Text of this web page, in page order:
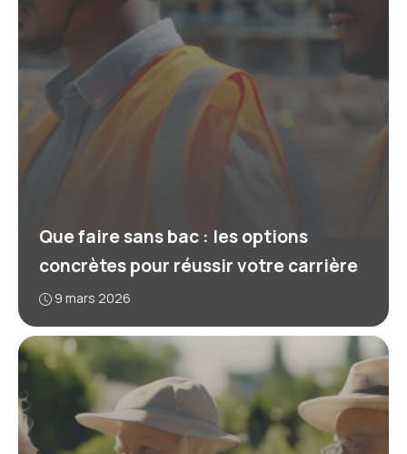
Que faire sans bac : les options
concrètes pour réussir votre carrière
9 mars 2026